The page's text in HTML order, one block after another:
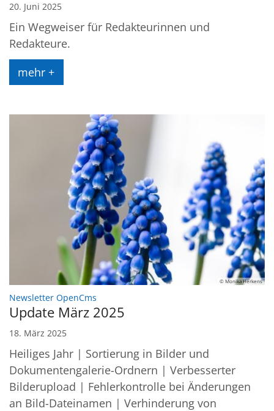
20. Juni 2025
Ein Wegweiser für Redakteurinnen und
Redakteure.
mehr +
© Monika Herkens
Newsletter OpenCms
Update März 2025
18. März 2025
Heiliges Jahr | Sortierung in Bilder und
Dokumentengalerie-Ordnern | Verbesserter
Bilderupload | Fehlerkontrolle bei Änderungen
an Bild-Dateinamen | Verhinderung von